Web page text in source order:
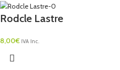
Rodcle Lastre
8,00€ IVA Inc.